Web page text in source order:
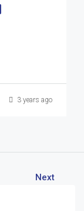
3 years ago
Next